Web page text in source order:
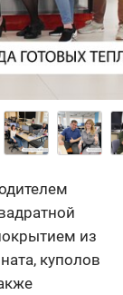
из
куполов